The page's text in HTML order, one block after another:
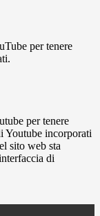
per tenere
per tenere
Youtube incorporati
sito web sta
di